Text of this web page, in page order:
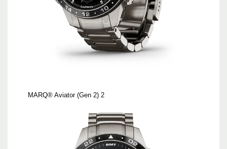
MARQ® Aviator (Gen 2) 2